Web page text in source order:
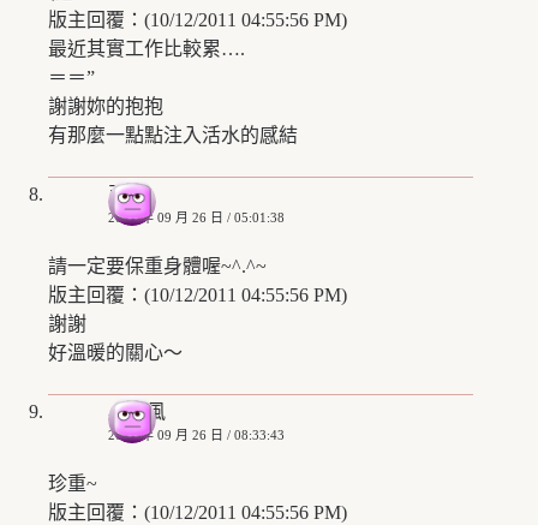
版主回覆：(10/12/2011 04:55:56 PM)
最近其實工作比較累….
＝＝”
謝謝妳的抱抱
有那麼一點點注入活水的感結
亞倫
2008 年 09 月 26 日 / 05:01:38
請一定要保重身體喔~^.^~
版主回覆：(10/12/2011 04:55:56 PM)
謝謝
好溫暖的關心～
小颱風
2008 年 09 月 26 日 / 08:33:43
珍重~
版主回覆：(10/12/2011 04:55:56 PM)